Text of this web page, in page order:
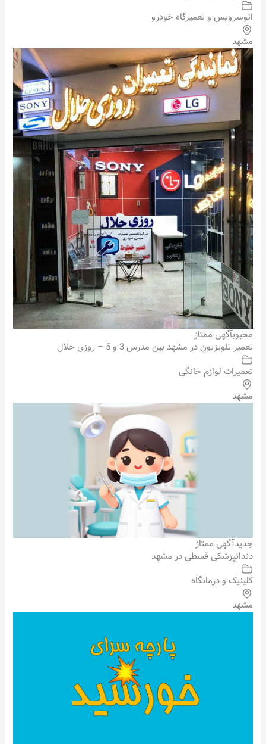
اتوسرویس و تعمیرگاه خودرو
مشهد
محبوبآگهی ممتاز
تعمیر تلویزیون در مشهد بین مدرس 3 و 5 – روزی حلال
تعمیرات لوازم خانگی
مشهد
جدیدآگهی ممتاز
دندانپزشکی قسطی در مشهد
کلینیک و درمانگاه
مشهد